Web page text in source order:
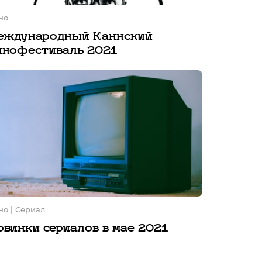
Каннский
2021
| Сериал
сериалов в мае 2021